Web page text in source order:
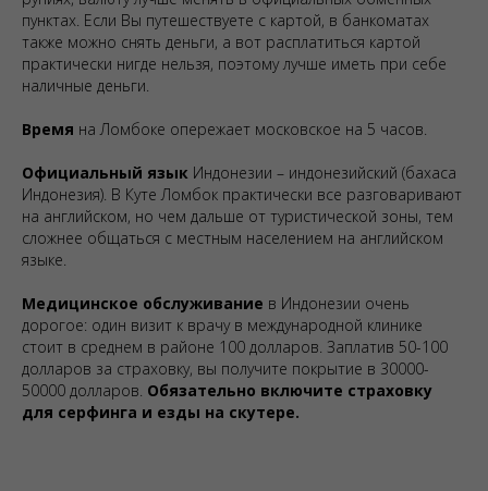
пунктах. Если Вы путешествуете с картой, в банкоматах
также можно снять деньги, а вот расплатиться картой
практически нигде нельзя, поэтому лучше иметь при себе
наличные деньги.
Время на Ломбоке опережает московское на 5 часов.
Официальный язык Индонезии – индонезийский (бахаса
Индонезия). В Куте Ломбок практически все разговаривают
на английском, но чем дальше от туристической зоны, тем
сложнее общаться с местным населением на английском
языке.
Медицинское обслуживание в Индонезии очень
дорогое: один визит к врачу в международной клинике
стоит в среднем в районе 100 долларов. Заплатив 50-100
долларов за страховку, вы получите покрытие в 30000-
50000 долларов. Обязательно включите страховку
для серфинга и езды на скутере.